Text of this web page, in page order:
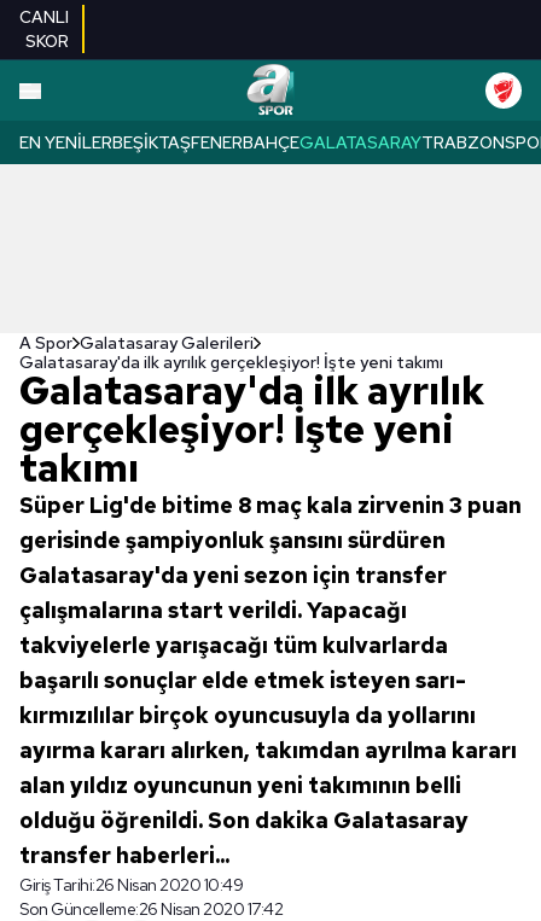
CANLI
SKOR
EN YENILERBEŞIKTAŞFENERBAHÇEGALATASARAY
A Spor Galatasaray Galerileri
Galatasaray'da ilk ayrılık gerçekleşiyor! İşte yeni takımı
Galatasaray'da ilk ayrılık
gerçekleşiyor! İşte yeni
takımı
Süper Lig'de bitime 8 maç kala zirvenin 3 puan
gerisinde şampiyonluk şansını sürdüren
Galatasaray'da yeni sezon için transfer
çalışmalarına start verildi. Yapacağı
takviyelerle yarışacağı tüm kulvarlarda
başarılı sonuçlar elde etmek isteyen sarı-
kırmızılılar birçok oyuncusuyla da yollarını
ayırma kararı alırken, takımdan ayrılma kararı
alan yıldız oyuncunun yeni takımının belli
olduğu öğrenildi. Son dakika Galatasaray
transfer haberleri...
Giriş Tarihi:26 Nisan 2020 10:49
Son Güncelleme:26 Nisan 2020 17:42